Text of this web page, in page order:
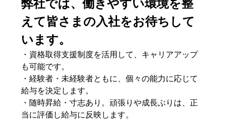
弊社では、働きやすい環境を整
えて皆さまの入社をお待ちして
います。
・資格取得支援制度を活用して、キャリアアップ
も可能です。
・経験者・未経験者ともに、個々の能力に応じて
給与を決定します。
・随時昇給・寸志あり。頑張りや成長ぶりは、正
当に評価し給与に反映します。